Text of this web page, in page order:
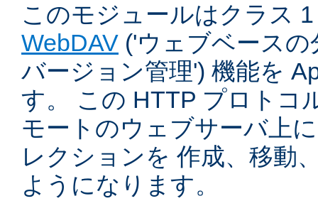
このモジュールはクラス
WebDAV ('ウェブベース
バージョン管理') 機能を
す。 この HTTP プロトコ
モートのウェブサーバ上
レクションを 作成、移動
ようになります。